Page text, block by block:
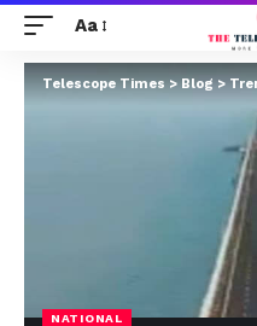
Aa
Telescope Times > Blog >
NATIONAL